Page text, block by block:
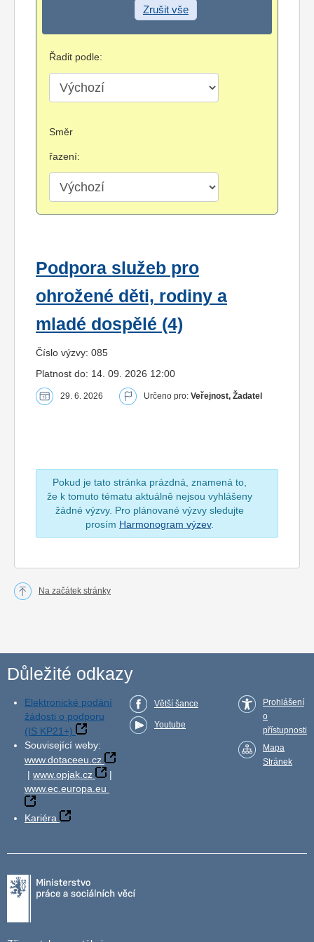
Zrušit vše
Řadit podle:
Směr
řazení:
Podpora služeb pro
ohrožené děti, rodiny a
mladé dospělé (4)
Číslo výzvy: 085
Platnost do: 14. 09. 2026 12:00
29. 6. 2026 Určeno pro: Veřejnost, Žadatel
Pokud je tato stránka prázdná, znamená to,
že k tomuto tématu aktuálně nejsou vyhlášeny
žádné výzvy. Pro plánované výzvy sledujte
prosím Harmonogram výzev.
Na začátek stránky
Důležité odkazy
Elektronické podání
žádosti o podporu
(IS KP21+)
Související weby:
www.dotaceeu.cz
| www.opjak.cz
|
www.ec.europa.eu
Kariéra
Větší šance
Youtube
Prohlášení
o
přístupnosti
Mapa
Stránek